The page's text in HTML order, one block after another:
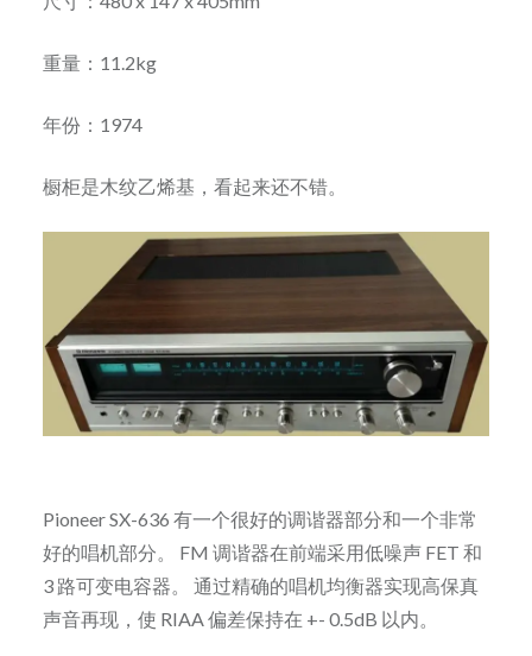
重量：11.2kg
年份：1974
橱柜是木纹乙烯基，看起来还不错。
Pioneer SX-636 有一个很好的调谐器部分和一个非常
好的唱机部分。 FM 调谐器在前端采用低噪声 FET 和
3 路可变电容器。 通过精确的唱机均衡器实现高保真
声音再现，使 RIAA 偏差保持在 +- 0.5dB 以内。